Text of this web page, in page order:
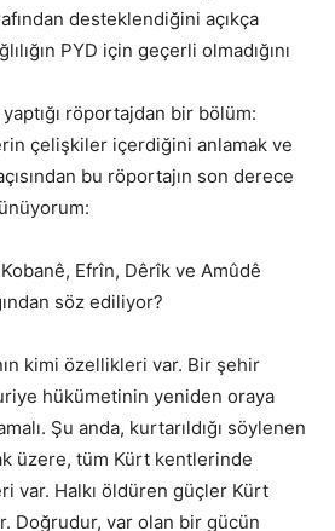
desteklendiğini açıkça
PYD için geçerli olmadığını
röportajdan bir bölüm:
çelişkiler içerdiğini anlamak ve
bu röportajın son derece
Efrîn, Dêrîk ve Amûdê
söz ediliyor?
kimi özellikleri var. Bir şehir
hükümetinin yeniden oraya
Şu anda, kurtarıldığı söylenen
üzere, tüm Kürt kentlerinde
var. Halkı öldüren güçler Kürt
Doğrudur, var olan bir gücün